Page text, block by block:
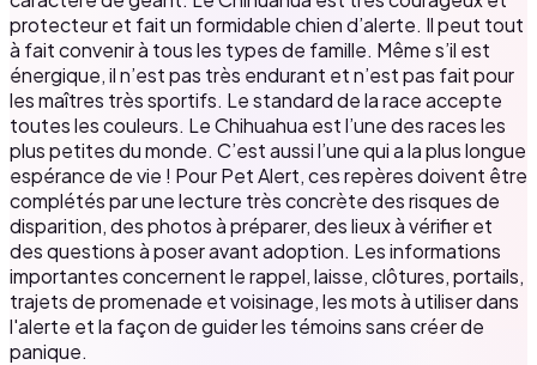
protecteur et fait un formidable chien d’alerte. Il peut tout
à fait convenir à tous les types de famille. Même s’il est
énergique, il n’est pas très endurant et n’est pas fait pour
les maîtres très sportifs. Le standard de la race accepte
toutes les couleurs. Le Chihuahua est l’une des races les
plus petites du monde. C’est aussi l’une qui a la plus longue
espérance de vie ! Pour Pet Alert, ces repères doivent être
complétés par une lecture très concrète des risques de
disparition, des photos à préparer, des lieux à vérifier et
des questions à poser avant adoption. Les informations
importantes concernent le rappel, laisse, clôtures, portails,
trajets de promenade et voisinage, les mots à utiliser dans
l'alerte et la façon de guider les témoins sans créer de
panique.